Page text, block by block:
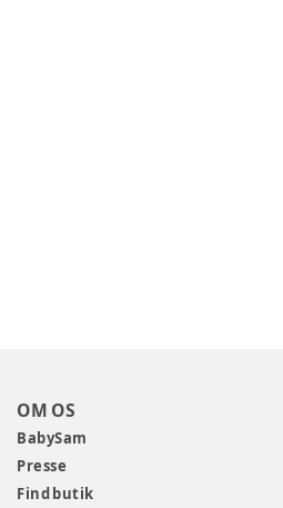
OM OS
BabySam
Presse
Find butik